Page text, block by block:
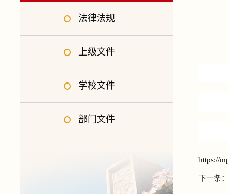
法律法规
上级文件
学校文件
部门文件
https://
下一条